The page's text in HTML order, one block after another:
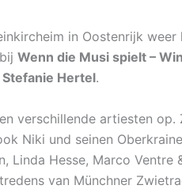
in Oostenrijk
Wenn die Musi spielt –
Stefanie Hertel.
verschillende artiesten
Niki und seinen
Linda Hesse, Marco Ventre
van Münchner